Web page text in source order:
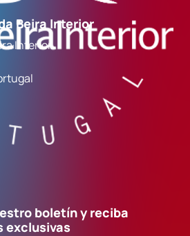
Beira Interior
Interior
boletín y reciba
exclusivas